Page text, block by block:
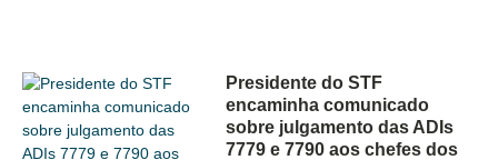
Presidente do STF
encaminha comunicado
sobre julgamento das ADIs
7779 e 7790 aos chefes dos